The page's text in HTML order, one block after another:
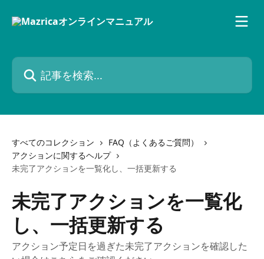
記事を検索...
すべてのコレクション
FAQ（よくあるご質問）
アクションに関するヘルプ
未完了アクションを一覧化し、一括更新する
未完了アクションを一覧化
し、一括更新する
アクション予定日を過ぎた未完了アクションを確認した